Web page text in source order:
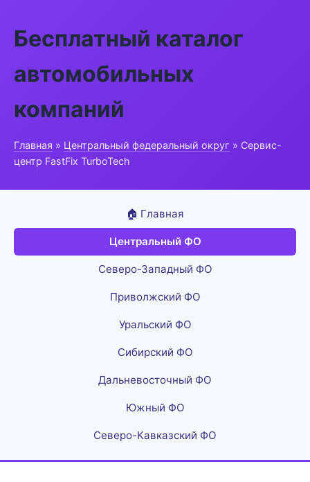
Бесплатный каталог
автомобильных
компаний
Главная » Центральный федеральный округ » Сервис-
центр FastFix TurboTech
🏠 Главная
Центральный ФО
Северо-Западный ФО
Приволжский ФО
Уральский ФО
Сибирский ФО
Дальневосточный ФО
Южный ФО
Северо-Кавказский ФО